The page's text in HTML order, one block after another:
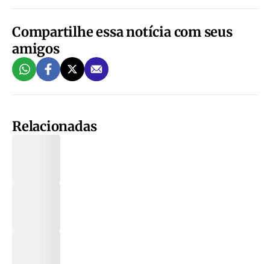
Compartilhe essa notícia com seus
amigos
Relacionadas